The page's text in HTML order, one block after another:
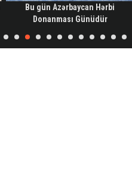
Bu gün Azərbaycan Hərbi
Donanması Günüdür